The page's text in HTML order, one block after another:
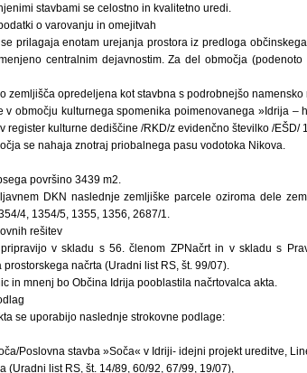
stavbami se celostno in kvalitetno uredi.
o varovanju in omejitvah
prilagaja enotam urejanja prostora iz predloga
centralnim dejavnostim. Za del območja
zemljišča opredeljena kot stavbna s podrobnejšo namensko
v območju kulturnega spomenika poimenovanega »Idrija –
register kulturne dediščine /RKD/z evidenčno številko /EŠD/
se nahaja znotraj priobalnega pasu vodotoka Nikova.
površino 3439 m2.
DKN naslednje zemljiške parcele oziroma dele
4, 1354/5, 1355, 1356, 2687/1.
rešitev
v skladu s 56. členom ZPNačrt in v skladu s
načrta (Uradni list RS, št. 99/07).
in mnenj bo Občina Idrija pooblastila načrtovalca akta.
se uporabijo naslednje strokovne podlage:
Poslovna stavba »Soča« v Idriji- idejni projekt ureditve,
(Uradni list RS, št. 14/89, 60/92, 67/99, 19/07),